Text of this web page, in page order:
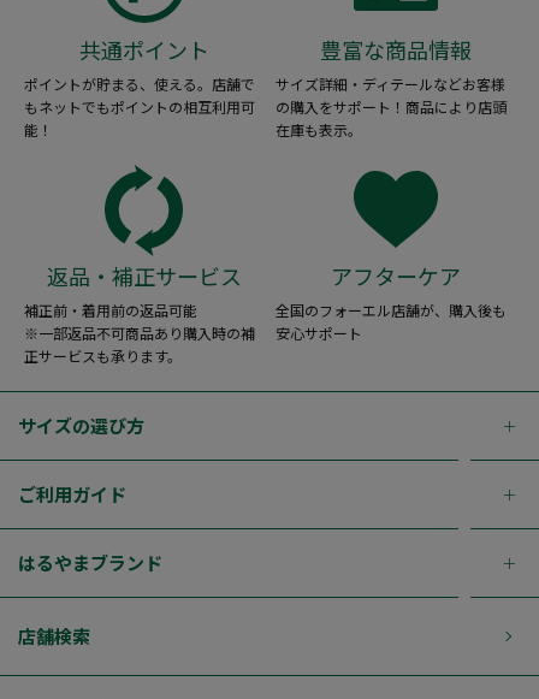
共通ポイント
ポイントが貯まる、使える。店舗で
もネットでもポイントの相互利用可
能！
豊富な商品情報
サイズ詳細・ディテールなどお客様
の購入をサポート！商品により店頭
在庫も表示。
返品・補正サービス
補正前・着用前の返品可能
※一部返品不可商品あり購入時の補
正サービスも承ります。
アフターケア
全国のフォーエル店舗が、購入後も
安心サポート
サイズの選び方
ご利用ガイド
はるやまブランド
店舗検索